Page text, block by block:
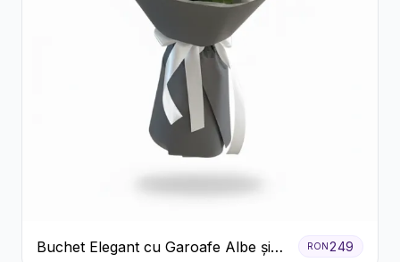
Buchet Elegant cu Garoafe Albe și
RON 249